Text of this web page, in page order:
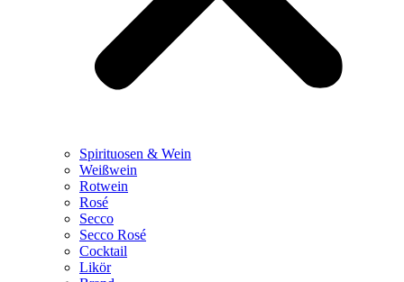
Spirituosen & Wein
Weißwein
Rotwein
Rosé
Secco
Secco Rosé
Cocktail
Likör